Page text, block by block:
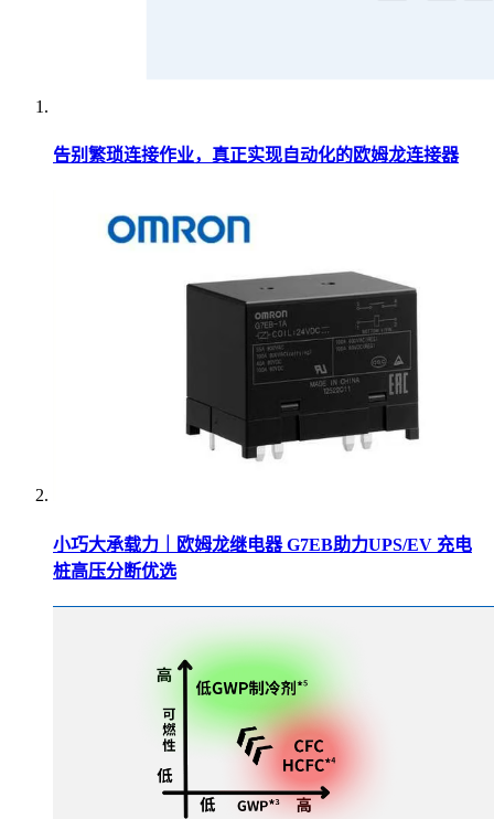
告别繁琐连接作业，真正实现自动化的欧姆龙连接器
小巧大承载力｜欧姆龙继电器 G7EB助力UPS/EV 充电
桩高压分断优选